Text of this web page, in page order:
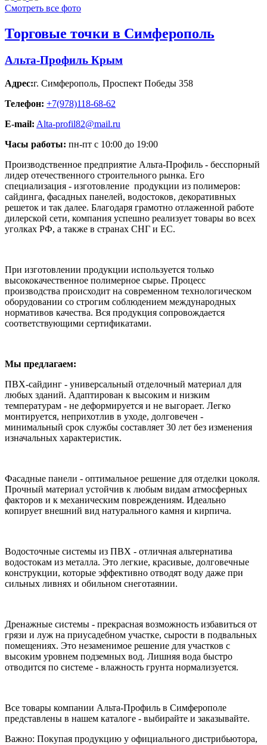
Смотреть все фото
Торговые точки в Симферополь
Альта-Профиль Крым
Адрес:г. Симферополь, Проспект Победы 358
Телефон: +7(978)118-68-62
E-mail: Alta-profil82@mail.ru
Часы работы: пн-пт с 10:00 до 19:00
Производственное предприятие Альта-Профиль - бесспорный
лидер отечественного строительного рынка. Его
специализация - изготовление продукции из полимеров:
сайдинга, фасадных панелей, водостоков, декоративных
решеток и так далее. Благодаря грамотно отлаженной работе
дилерской сети, компания успешно реализует товары во всех
уголках РФ, а также в странах СНГ и ЕС.
При изготовлении продукции используется только
высококачественное полимерное сырье. Процесс
производства происходит на современном технологическом
оборудовании со строгим соблюдением международных
нормативов качества. Вся продукция сопровождается
соответствующими сертификатами.
Мы предлагаем:
ПВХ-сайдинг - универсальный отделочный материал для
любых зданий. Адаптирован к высоким и низким
температурам - не деформируется и не выгорает. Легко
монтируется, неприхотлив в уходе, долговечен -
минимальный срок службы составляет 30 лет без изменения
изначальных характеристик.
Фасадные панели - оптимальное решение для отделки цоколя.
Прочный материал устойчив к любым видам атмосферных
факторов и к механическим повреждениям. Идеально
копирует внешний вид натурального камня и кирпича.
Водосточные системы из ПВХ - отличная альтернатива
водостокам из металла. Это легкие, красивые, долговечные
конструкции, которые эффективно отводят воду даже при
сильных ливнях и обильном снеготаянии.
Дренажные системы - прекрасная возможность избавиться от
грязи и луж на приусадебном участке, сырости в подвальных
помещениях. Это незаменимое решение для участков с
высоким уровнем подземных вод. Лишняя вода быстро
отводится по системе - влажность грунта нормализуется.
Все товары компании Альта-Профиль в Симферополе
представлены в нашем каталоге - выбирайте и заказывайте.
Важно: Покупая продукцию у официального дистрибьютора,